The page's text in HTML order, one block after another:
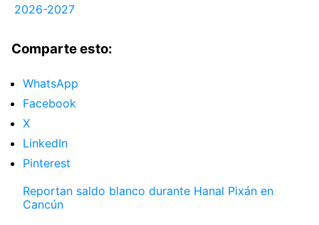
2026-2027
Comparte esto:
WhatsApp
Facebook
X
LinkedIn
Pinterest
Reportan saldo blanco durante Hanal Pixán en
Cancún